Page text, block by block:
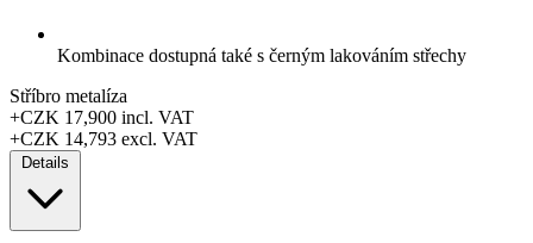
Kombinace dostupná také s černým lakováním střechy
Stříbro metalíza
+CZK 17,900 incl. VAT
+CZK 14,793 excl. VAT
Details